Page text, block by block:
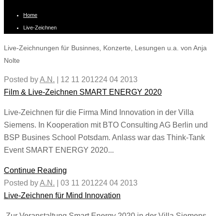
Home
Live-Zeichnen
Live-Zeichnungen für Businnes, Konzerte, Lesungen u.a. von Anja
Nolte
Posted byA.N. 12 11 201224 04 2013
Film & Live-Zeichnen SMART ENERGY 2020
Live-Zeichnen für die Firma Mind Innovation in der Villa
Siemens. In Kooperation mit BTO Consulting AG Berlin und
BSP Busines School Potsdam. Anlass war das Think-Tank
Event SMART ENERGY 2020...
Continue Reading
Posted byA.N. 03 11 201224 04 2013
Live-Zeichnen für Mind Innovation